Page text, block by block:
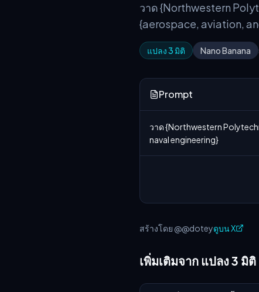
วาด {Northwestern
{aerospace, aviation,
แปลง 3 มิติ Nano Banana
Prompt
วาด {Northwestern
naval engineering}
สร้างโดย @@doteyดูบน X
เพิ่มเติมจาก แปลง 3 มิติ